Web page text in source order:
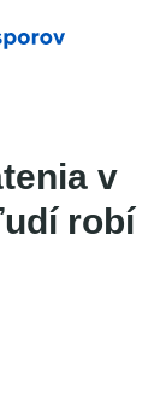
v
robí